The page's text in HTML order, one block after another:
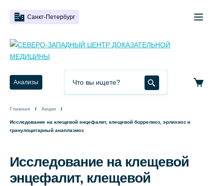
Санкт-Петербург
Анализы
Главная Акции
Исследование на клещевой энцефалит, клещевой боррелиоз, эрлихиоз и
гранулоцитарный анаплазмоз
Исследование на клещевой
энцефалит, клещевой